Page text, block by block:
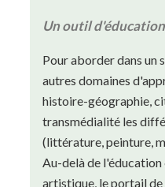
Un outil
Pour aborder dans un
autres domaines
histoire-géographie,
transmédialité les
(littérature, peinture,
Au-delà de
artistique, le portail